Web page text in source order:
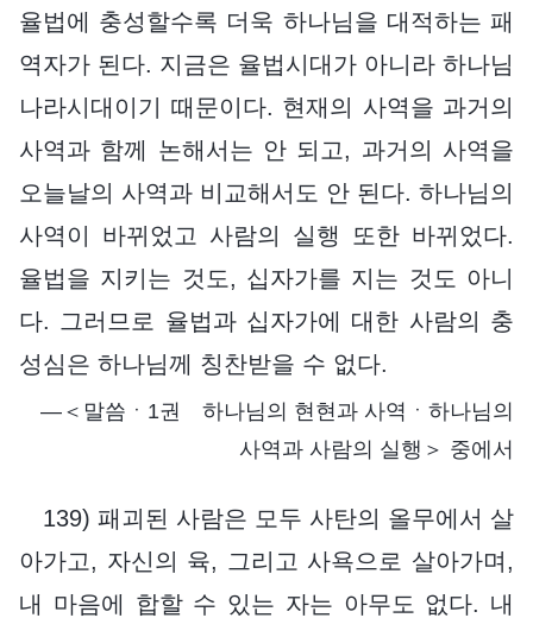
율법에 충성할수록 더욱 하나님을 대적하는 패
역자가 된다. 지금은 율법시대가 아니라 하나님
나라시대이기 때문이다. 현재의 사역을 과거의
사역과 함께 논해서는 안 되고, 과거의 사역을
오늘날의 사역과 비교해서도 안 된다. 하나님의
사역이 바뀌었고 사람의 실행 또한 바뀌었다.
율법을 지키는 것도, 십자가를 지는 것도 아니
다. 그러므로 율법과 십자가에 대한 사람의 충
성심은 하나님께 칭찬받을 수 없다.
―＜말씀ㆍ1권 하나님의 현현과 사역ㆍ하나님의
사역과 사람의 실행＞ 중에서
139) 패괴된 사람은 모두 사탄의 올무에서 살
아가고, 자신의 육, 그리고 사욕으로 살아가며,
내 마음에 합할 수 있는 자는 아무도 없다. 내